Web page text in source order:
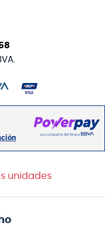
unidades